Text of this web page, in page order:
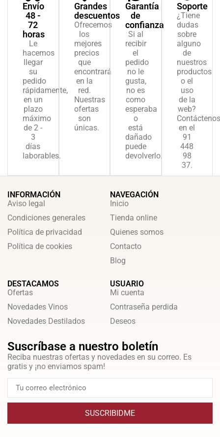
Envío
48 -
72
horas
Le
hacemos
llegar
su
pedido
rápidamente,
en un
plazo
máximo
de 2 -
3
días
laborables.
Grandes
descuentos
Ofrecemos
los
mejores
precios
que
encontrará
en la
red.
Nuestras
ofertas
son
únicas.
Garantía
de
confianza
Si al
recibir
el
pedido
no le
gusta,
no es
como
esperaba
o
está
dañado
puede
devolverlo.
Soporte
¿Tiene
dudas
sobre
alguno
de
nuestros
productos
o el
uso
de la
web?
Contáctenos
en el
91
448
98
37.
INFORMACIÓN
Aviso legal
Condiciones generales
Política de privacidad
Política de cookies
NAVEGACIÓN
Inicio
Tienda online
Quienes somos
Contacto
Blog
DESTACAMOS
Ofertas
Novedades Vinos
Novedades Destilados
USUARIO
Mi cuenta
Contraseña perdida
Deseos
Suscríbase a nuestro boletín
Reciba nuestras ofertas y novedades en su correo. Es
gratis y ¡no enviamos spam!
SUSCRIBIDME